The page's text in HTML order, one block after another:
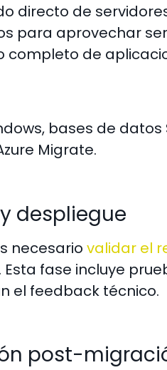
directo de
para aprovechar
completo de
bases de datos
Migrate.
despliegue
necesario validar el
. Esta fase incluye
el feedback técnico.
post-